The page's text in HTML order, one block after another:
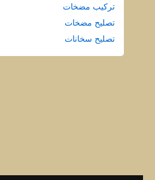
تركيب مضخات
تصليح مضخات
تصليح سخانات